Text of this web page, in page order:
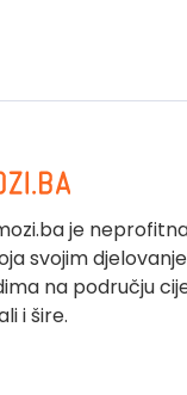
je
svojim
na području
i šire.